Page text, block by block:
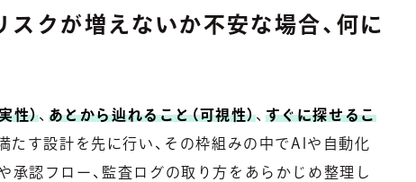
クが増えないか不安な場合、何に
性）、 あとから辿れること（可視性）、 すぐに探せるこ
たす設計を先に行い、その枠組みの中でAIや自動化
承認フロー、監査ログの取り方をあらかじめ整理し